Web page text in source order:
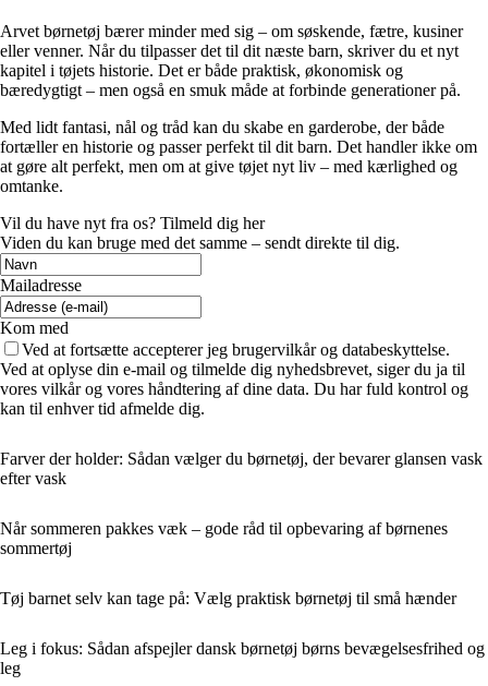
Arvet børnetøj bærer minder med sig – om søskende, fætre, kusiner
eller venner. Når du tilpasser det til dit næste barn, skriver du et nyt
kapitel i tøjets historie. Det er både praktisk, økonomisk og
bæredygtigt – men også en smuk måde at forbinde generationer på.
Med lidt fantasi, nål og tråd kan du skabe en garderobe, der både
fortæller en historie og passer perfekt til dit barn. Det handler ikke om
at gøre alt perfekt, men om at give tøjet nyt liv – med kærlighed og
omtanke.
Vil du have nyt fra os? Tilmeld dig her
Viden du kan bruge med det samme – sendt direkte til dig.
Mailadresse
Kom med
Ved at fortsætte accepterer jeg brugervilkår og databeskyttelse.
Ved at oplyse din e-mail og tilmelde dig nyhedsbrevet, siger du ja til
vores vilkår og vores håndtering af dine data. Du har fuld kontrol og
kan til enhver tid afmelde dig.
Farver der holder: Sådan vælger du børnetøj, der bevarer glansen vask
efter vask
Når sommeren pakkes væk – gode råd til opbevaring af børnenes
sommertøj
Tøj barnet selv kan tage på: Vælg praktisk børnetøj til små hænder
Leg i fokus: Sådan afspejler dansk børnetøj børns bevægelsesfrihed og
leg